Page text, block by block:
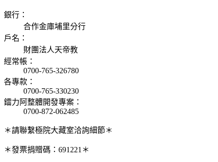
銀行 ：
合作金庫埔里分行
戶名 ：
財團法人天帝教
經常帳 ：
0700-765-326780
各專款 ：
0700-765-330230
鐳力阿整體開發專案 ：
0700-872-062485
＊請聯繫極院大藏室洽詢細節＊
＊發票捐贈碼：691221＊